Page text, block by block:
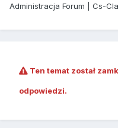
Administracja Forum | Cs-
Ten temat został
odpowiedzi.